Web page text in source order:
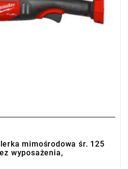
mimośrodowa śr. 125
wyposażenia,